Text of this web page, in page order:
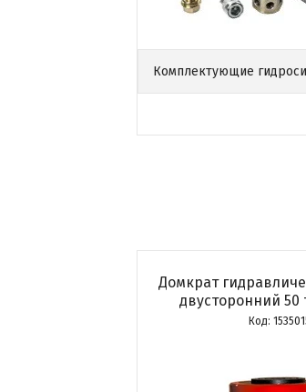
Комплектующие
Домкрат
двусторонний 50